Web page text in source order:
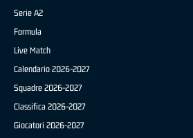
Serie A2
Formula
Live Match
Calendario 2026-2027
Squadre 2026-2027
Classifica 2026-2027
Giocatori 2026-2027